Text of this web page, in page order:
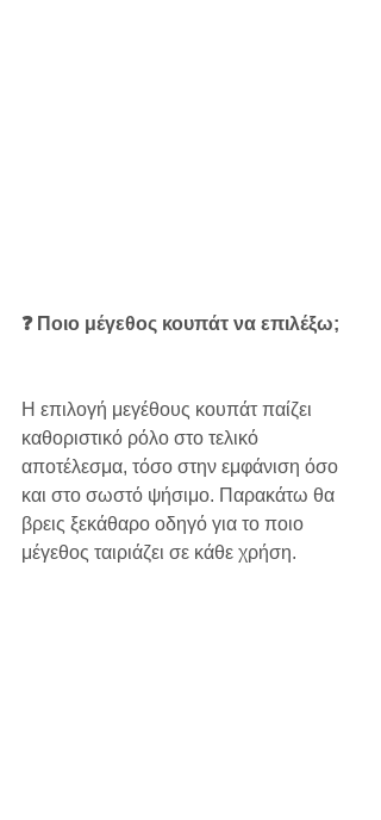
❓ Ποιο μέγεθος κουπάτ να επιλέξω;
Η επιλογή μεγέθους κουπάτ παίζει
καθοριστικό ρόλο στο τελικό
αποτέλεσμα, τόσο στην εμφάνιση όσο
και στο σωστό ψήσιμο. Παρακάτω θα
βρεις ξεκάθαρο οδηγό για το ποιο
μέγεθος ταιριάζει σε κάθε χρήση.